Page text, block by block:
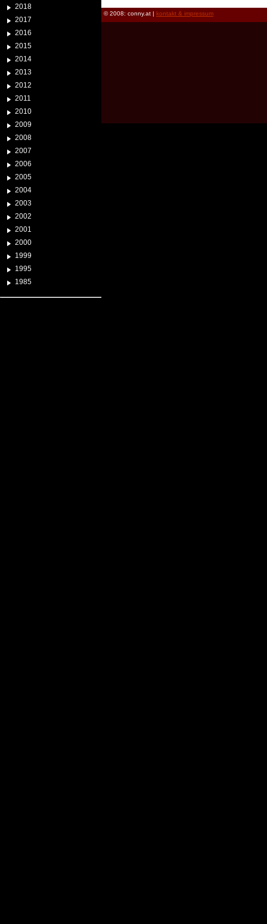
2018
2017
2016
2015
2014
2013
2012
2011
2010
2009
2008
2007
2006
2005
2004
2003
2002
2001
2000
1999
1995
1985
© 2008: conny.at | kontakt & impressum